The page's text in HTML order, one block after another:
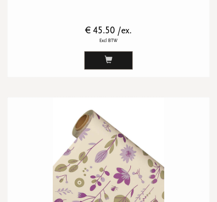
€ 45.50 /ex.
Excl BTW